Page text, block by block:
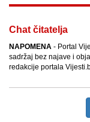
Chat čitatelja
NAPOMENA - Portal
sadržaj bez najave i
redakcije portala